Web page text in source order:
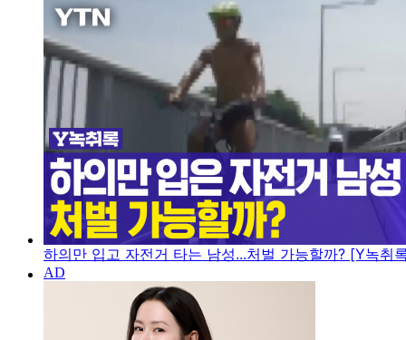
하의만 입고 자전거 타는 남성...처벌 가능할까? [Y녹취